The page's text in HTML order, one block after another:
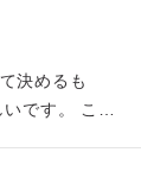
決めるも
です。 この